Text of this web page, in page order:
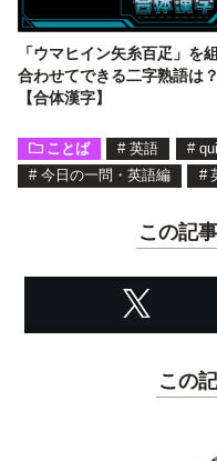
「ウマヒイン矢糸百疋」を
合わせてできる二字熟語は？
【合体漢字】
ことば # 英語 #
# 今日の一問・英語編 #
この記
この